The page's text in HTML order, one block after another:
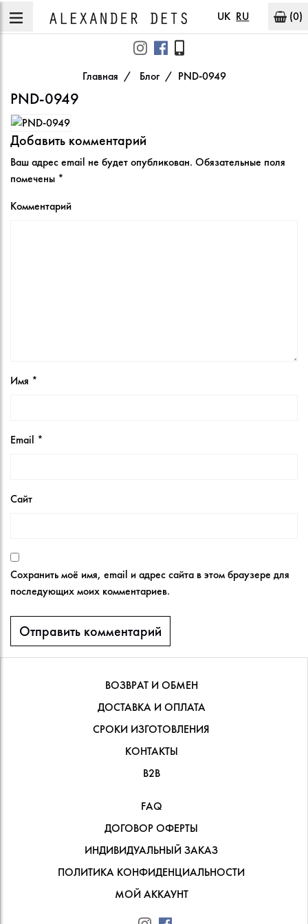
UK RU (0)
Главная Блог PND-0949
PND-0949
Добавить комментарий
Ваш адрес email не будет опубликован. Обязательные поля
помечены *
Комментарий
Имя *
Email *
Сайт
Сохранить моё имя, email и адрес сайта в этом браузере для
последующих моих комментариев.
ВОЗВРАТ И ОБМЕН
ДОСТАВКА И ОПЛАТА
СРОКИ ИЗГОТОВЛЕНИЯ
КОНТАКТЫ
В2В
FAQ
ДОГОВОР ОФЕРТЫ
ИНДИВИДУАЛЬНЫЙ ЗАКАЗ
ПОЛИТИКА КОНФИДЕНЦИАЛЬНОСТИ
МОЙ АККАУНТ